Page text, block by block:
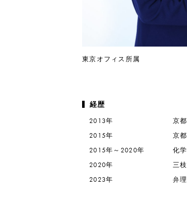
東京オフィス所属
経歴
2013年
京
2015年
京
2015年～2020年
化
2020年
三
2023年
弁